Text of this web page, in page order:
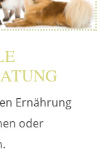
Ernährung
oder